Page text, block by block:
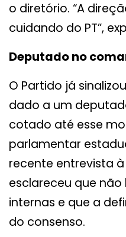
o diretório. “A
cuidando do PT”,
Deputado no
O Partido já
dado a um
cotado até esse
parlamentar
recente entrevista
esclareceu que
internas e que a
do consenso.